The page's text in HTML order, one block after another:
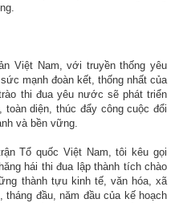
Việt Nam, với truyền thống yêu
mạnh đoàn kết, thống nhất của
thi đua yêu nước sẽ phát triển
diện, thúc đẩy công cuộc đổi
và bền vững.
Tổ quốc Việt Nam, tôi kêu gọi
hái thi đua lập thành tích chào
thành tựu kinh tế, văn hóa, xã
tháng đầu, năm đầu của kế hoạch